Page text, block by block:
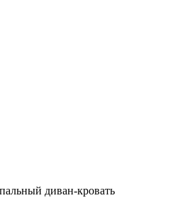
диван-кровать